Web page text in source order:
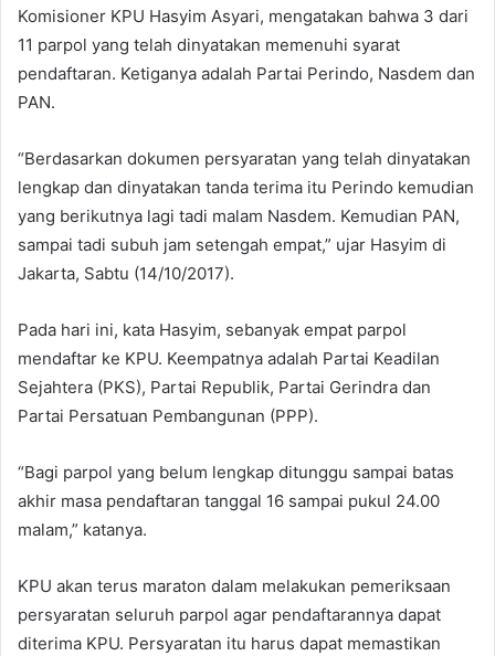
Komisioner KPU Hasyim Asyari, mengatakan bahwa 3 dari
11 parpol yang telah dinyatakan memenuhi syarat
pendaftaran.‎ Ketiganya adalah Partai Perindo, Nasdem dan
PAN.
“‎Berdasarkan dokumen persyaratan yang telah dinyatakan
lengkap dan dinyatakan tanda terima itu Perindo kemudian
yang berikutnya lagi tadi malam Nasdem. Kemudian PAN,
sampai tadi subuh jam setengah empat,” ujar Hasyim di
Jakarta, Sabtu (14/10/2017).
Pada hari ini, kata Hasyim, sebanyak empat parpol
mendaftar ke KPU. Keempatnya adalah Partai Keadilan
Sejahtera (PKS), ‎Partai Republik, Partai Gerindra dan
Partai Persatuan Pembangunan (PPP).
“Bagi parpol yang belum lengkap ditunggu sampai batas
akhir masa pendaftaran tanggal 16 sampai pukul 24.00
mala‎m,” katanya.
KPU akan terus maraton dalam melakukan pemeriksaan
persyaratan seluruh parpol agar pendaftarannya dapat
diterima KPU. Persyaratan itu harus dapat memastikan